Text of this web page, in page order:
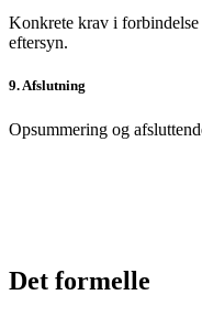
Konkrete krav i
eftersyn.
9. Afslutning
Opsummering og
Det formelle